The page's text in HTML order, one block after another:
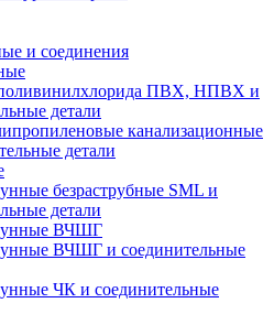
и соединения
ПВХ, НПВХ и
детали
канализационные
детали
безраструбные SML и
детали
ВЧШГ
ВЧШГ и соединительные
ЧК и соединительные